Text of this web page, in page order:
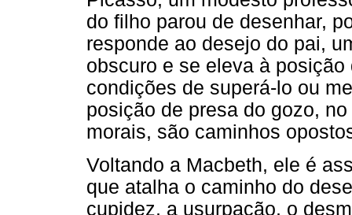
do filho parou de desenhar,
responde ao desejo do pai,
obscuro e se eleva à
condições de superá-lo ou
posição de presa do gozo,
morais, são caminhos
Voltando a Macbeth, ele é
que atalha o caminho do
cupidez, a usurpação, o